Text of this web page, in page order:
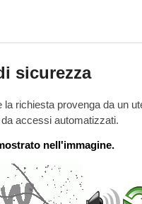
sicurezza
richiesta provenga da un
accessi automatizzati.
nell'immagine.